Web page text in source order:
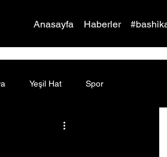
Anasayfa Haberler
Yeşil Hat Spor